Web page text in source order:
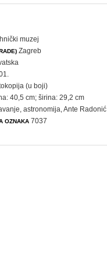
muzej
Zagreb
(u boji)
40,5 cm; širina: 29,2 cm
,astronomija , Ante Radonić
OZNAKA 7037